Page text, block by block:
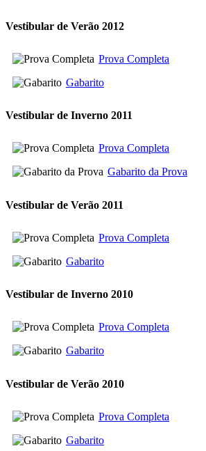
Vestibular de Verão 2012
Prova Completa
Gabarito
Vestibular de Inverno 2011
Prova Completa
Gabarito da Prova
Vestibular de Verão 2011
Prova Completa
Gabarito
Vestibular de Inverno 2010
Prova Completa
Gabarito
Vestibular de Verão 2010
Prova Completa
Gabarito